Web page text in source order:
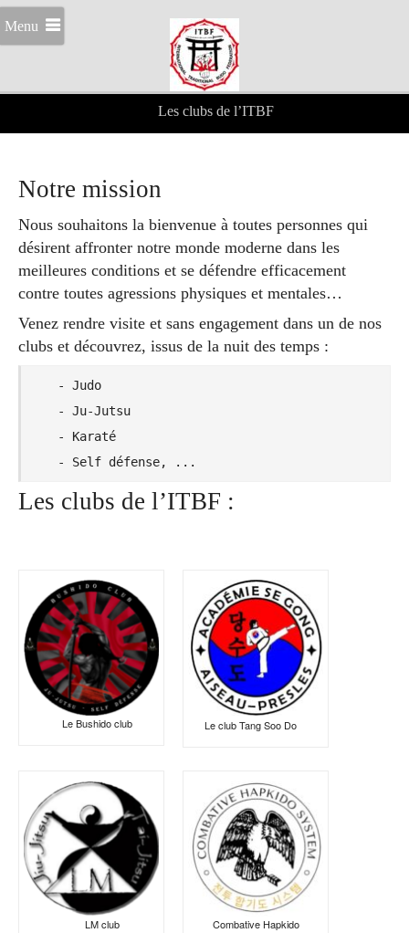
Menu
Les clubs de l’ITBF
Notre mission
Nous souhaitons la bienvenue à toutes personnes qui
désirent affronter notre monde moderne dans les
meilleures conditions et se défendre efficacement
contre toutes agressions physiques et mentales…
Venez rendre visite et sans engagement dans un de nos
clubs et découvrez, issus de la nuit des temps :
- Judo
- Ju-Jutsu
- Karaté
- Self défense, ...
Les clubs de l’ITBF :
Le Bushido club Le club Tang Soo Do
LM club Combative Hapkido